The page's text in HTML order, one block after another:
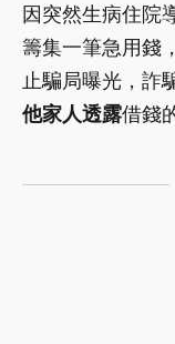
因突然生病住院
籌集一筆急用錢
止騙局曝光，詐
他家人透露借錢